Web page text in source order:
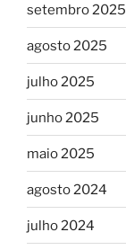
setembro 2025
agosto 2025
julho 2025
junho 2025
maio 2025
agosto 2024
julho 2024